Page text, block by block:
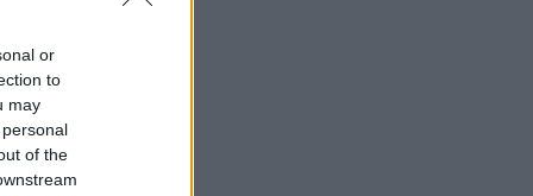
or
to
may
of the